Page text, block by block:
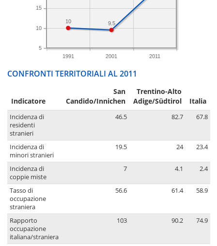
1991 2001 2011
5
10
15
9.5
10
CONFRONTI TERRITORIALI AL 2011
Indicatore
San
Candido/Innichen
Trentino-Alto
Adige/Südtirol
Italia
Incidenza di
residenti
stranieri
46.5 82.7 67.8
Incidenza di
minori stranieri
19.5 24 23.4
Incidenza di
coppie miste
7 4.1 2.4
Tasso di
occupazione
straniera
56.6 61.4 58.9
Rapporto
occupazione
italiana/straniera
103 90.2 74.9